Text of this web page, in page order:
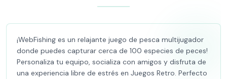
¡WebFishing es un relajante juego de pesca multijugador
donde puedes capturar cerca de 100 especies de peces!
Personaliza tu equipo, socializa con amigos y disfruta de
una experiencia libre de estrés en Juegos Retro. Perfecto